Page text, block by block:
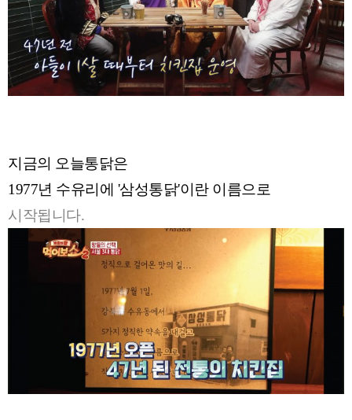
지금의 오늘통닭은
1977년 수유리에 '삼성통닭'이란 이름으로
시작됩니다.